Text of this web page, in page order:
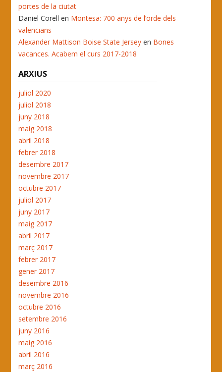
portes de la ciutat
Daniel Corell en Montesa: 700 anys de l’orde dels
valencians
Alexander Mattison Boise State Jersey en Bones
vacances. Acabem el curs 2017-2018
ARXIUS
juliol 2020
juliol 2018
juny 2018
maig 2018
abril 2018
febrer 2018
desembre 2017
novembre 2017
octubre 2017
juliol 2017
juny 2017
maig 2017
abril 2017
març 2017
febrer 2017
gener 2017
desembre 2016
novembre 2016
octubre 2016
setembre 2016
juny 2016
maig 2016
abril 2016
març 2016